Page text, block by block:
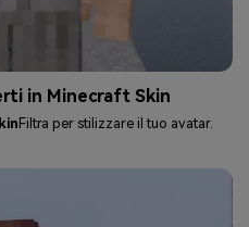
in Minecraft Skin
Filtra per stilizzare il tuo avatar.